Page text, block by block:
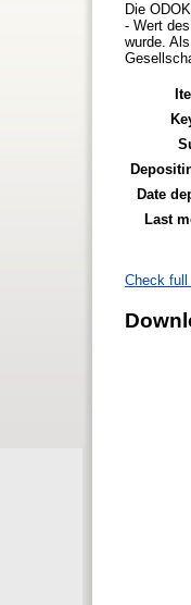
Die
- Wert
wurde.
Date
Last
Check